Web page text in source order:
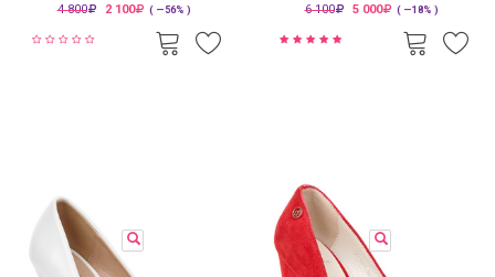
4 800 2 100 ( —56% ) 6 100 5 000 ( —18% )